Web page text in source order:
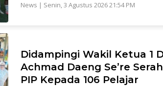
News | Senin, 3 Agustus 2026 21:54 PM
Didampingi Wakil Ketua 1
Achmad Daeng Se’re
PIP Kepada 106 Pelajar